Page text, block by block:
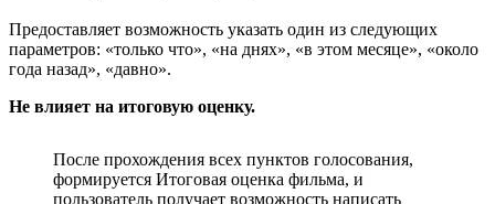
Предоставляет возможность указать один из следующих
параметров: «только что», «на днях», «в этом месяце», «около
года назад», «давно».
Не влияет на итоговую оценку.
После прохождения всех пунктов голосования,
формируется Итоговая оценка фильма, и
пользователь получает возможность написать